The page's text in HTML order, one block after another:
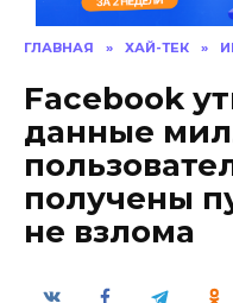
ГЛАВНАЯ » ХАЙ-ТЕК »
Facebook
данные
получены
не взлома